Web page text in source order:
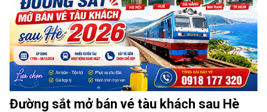
Đường sắt mở bán vé tàu khách sau Hè